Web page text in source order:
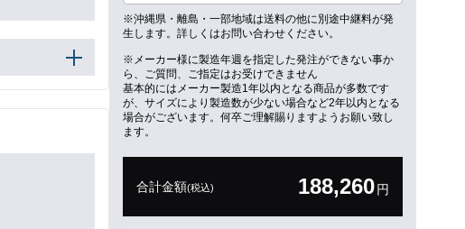
※沖縄県・離島・一部地域は送料の他に別途中継料が発
生します。詳しくはお問い合わせください。
※メーカー様に製造年週を指定した発注ができない事か
ら、ご質問、ご指定はお受けできません
基本的にはメーカー製造1年以内となる商品が多数です
が、サイズにより製造数が少ない場合など2年以内となる
場合がございます。何卒ご理解賜りますようお願い致し
ます。
合計金額(税込) 188,260円